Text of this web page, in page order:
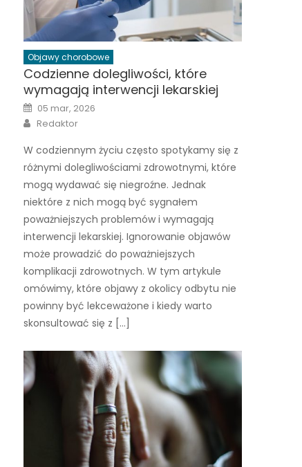
Objawy chorobowe
Codzienne dolegliwości, które
wymagają interwencji lekarskiej
Posted
on
05 mar, 2026
Author
Redaktor
W codziennym życiu często spotykamy się z
różnymi dolegliwościami zdrowotnymi, które
mogą wydawać się niegroźne. Jednak
niektóre z nich mogą być sygnałem
poważniejszych problemów i wymagają
interwencji lekarskiej. Ignorowanie objawów
może prowadzić do poważniejszych
komplikacji zdrowotnych. W tym artykule
omówimy, które objawy z okolicy odbytu nie
powinny być lekceważone i kiedy warto
skonsultować się z […]